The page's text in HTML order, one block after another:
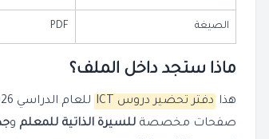
الصيغة PDF
ماذا ستجد داخل الملف؟
هذا دفتر تحضير دروس ICT
صفحات مخصصة للسيرة الذاتية للمعلم و